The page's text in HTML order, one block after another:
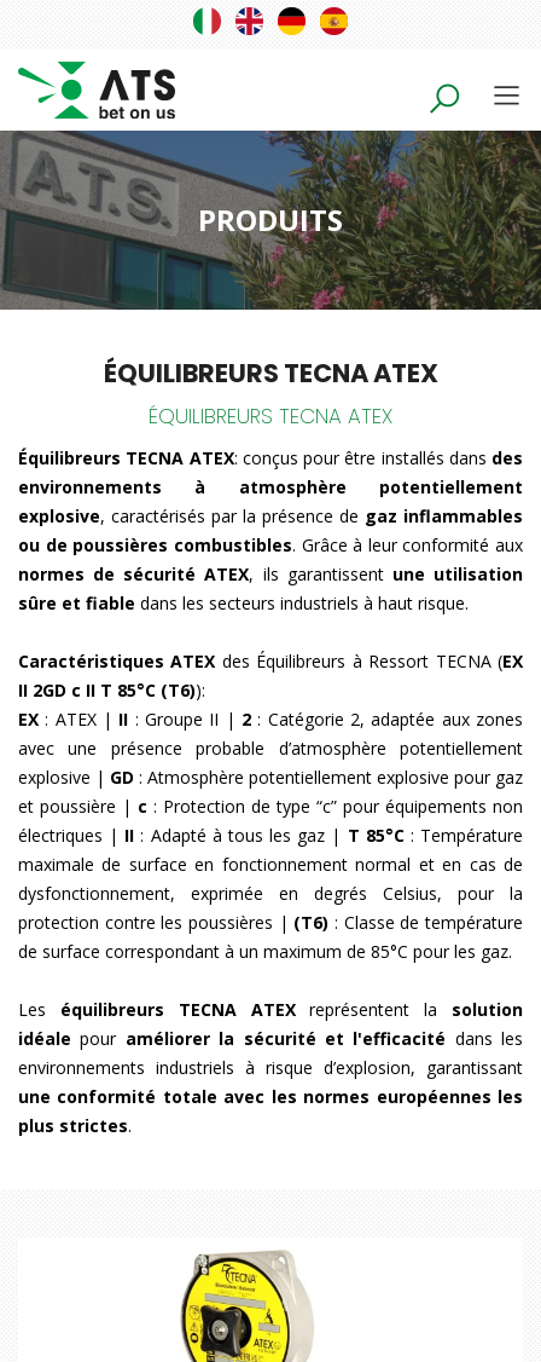
PRODUITS
ÉQUILIBREURS TECNA ATEX
ÉQUILIBREURS TECNA ATEX
Équilibreurs TECNA ATEX: conçus pour être installés dans des
environnements à atmosphère potentiellement
explosive, caractérisés par la présence de gaz inflammables
ou de poussières combustibles. Grâce à leur conformité aux
normes de sécurité ATEX, ils garantissent une utilisation
sûre et fiable dans les secteurs industriels à haut risque.
Caractéristiques ATEX des Équilibreurs à Ressort TECNA (EX
II 2GD c II T 85°C (T6)):
EX : ATEX | II : Groupe II | 2 : Catégorie 2, adaptée aux zones
avec une présence probable d’atmosphère potentiellement
explosive | GD : Atmosphère potentiellement explosive pour gaz
et poussière | c : Protection de type “c” pour équipements non
électriques | II : Adapté à tous les gaz | T 85°C: Température
maximale de surface en fonctionnement normal et en cas de
dysfonctionnement, exprimée en degrés Celsius, pour la
protection contre les poussières | (T6) : Classe de température
de surface correspondant à un maximum de 85°C pour les gaz.
Les équilibreurs TECNA ATEXreprésentent la solution
idéale pour améliorer la sécurité et l'efficacité dans les
environnements industriels à risque d’explosion, garantissant
une conformité totale avec les normes européennes les
plus strictes.